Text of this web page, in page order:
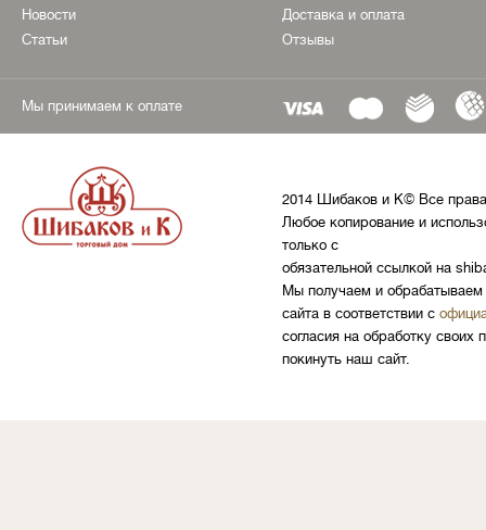
Новости
Статьи
Доставка и оплата
Отзывы
Мы принимаем к оплате
2014 Шибаков и К© Все
Любое копирование и
только с
обязательной ссылкой на
Мы получаем и обрабатываем
сайта в соответствии с
согласия на обработку
покинуть наш сайт.